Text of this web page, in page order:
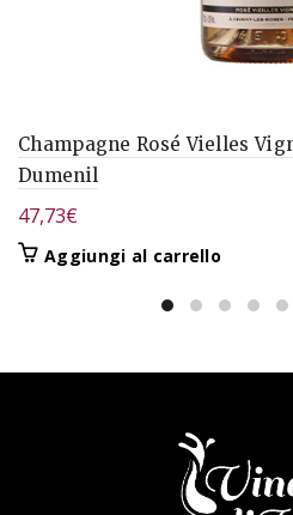
Champagne Rosé Vielles
Dumenil
47,73€
Aggiungi al carrello